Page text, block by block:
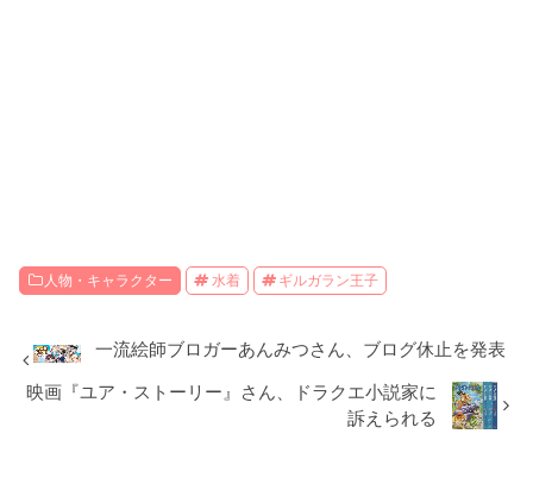
人物・キャラクター 水着 ギルガラン王子
一流絵師ブロガーあんみつさん、ブログ休止を発表
映画『ユア・ストーリー』さん、ドラクエ小説家に
訴えられる